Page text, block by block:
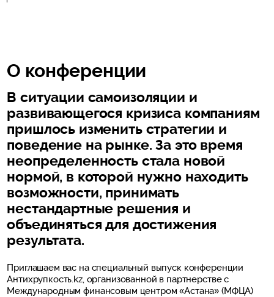
О конференции
В ситуации самоизоляции и
развивающегося кризиса компаниям
пришлось изменить стратегии и
поведение на рынке. За это время
неопределенность стала новой
нормой, в которой нужно находить
возможности, принимать
нестандартные решения и
объединяться для достижения
результата.
Приглашаем вас на специальный выпуск конференции
Антихрупкость.kz, организованной в партнерстве с
Международным финансовым центром «Астана» (МФЦА)